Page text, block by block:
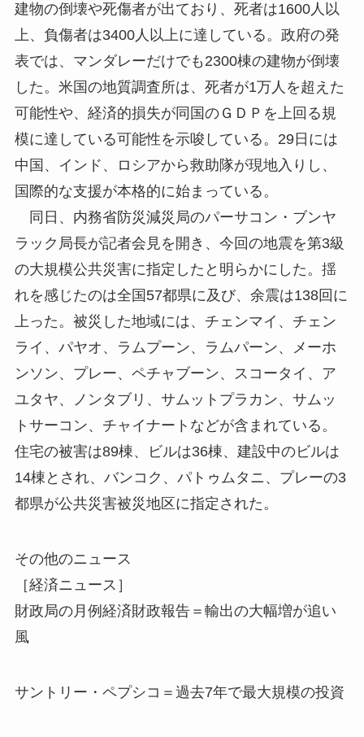
建物の倒壊や死傷者が出ており、死者は1600人以
上、負傷者は3400人以上に達している。政府の発
表では、マンダレーだけでも2300棟の建物が倒壊
した。米国の地質調査所は、死者が1万人を超えた
可能性や、経済的損失が同国のＧＤＰを上回る規
模に達している可能性を示唆している。29日には
中国、インド、ロシアから救助隊が現地入りし、
国際的な支援が本格的に始まっている。
同日、内務省防災減災局のパーサコン・ブンヤ
ラック局長が記者会見を開き、今回の地震を第3級
の大規模公共災害に指定したと明らかにした。揺
れを感じたのは全国57都県に及び、余震は138回に
上った。被災した地域には、チェンマイ、チェン
ライ、パヤオ、ラムプーン、ラムパーン、メーホ
ンソン、プレー、ペチャブーン、スコータイ、ア
ユタヤ、ノンタブリ、サムットプラカン、サムッ
トサーコン、チャイナートなどが含まれている。
住宅の被害は89棟、ビルは36棟、建設中のビルは
14棟とされ、バンコク、パトゥムタニ、プレーの3
都県が公共災害被災地区に指定された。
その他のニュース
［経済ニュース］
財政局の月例経済財政報告＝輸出の大幅増が追い
風
サントリー・ペプシコ＝過去7年で最大規模の投資